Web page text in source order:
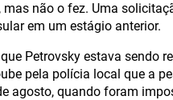
não o fez. Uma
em um estágio anterior.
Petrovsky estava sendo
pela polícia local que a
agosto, quando foram